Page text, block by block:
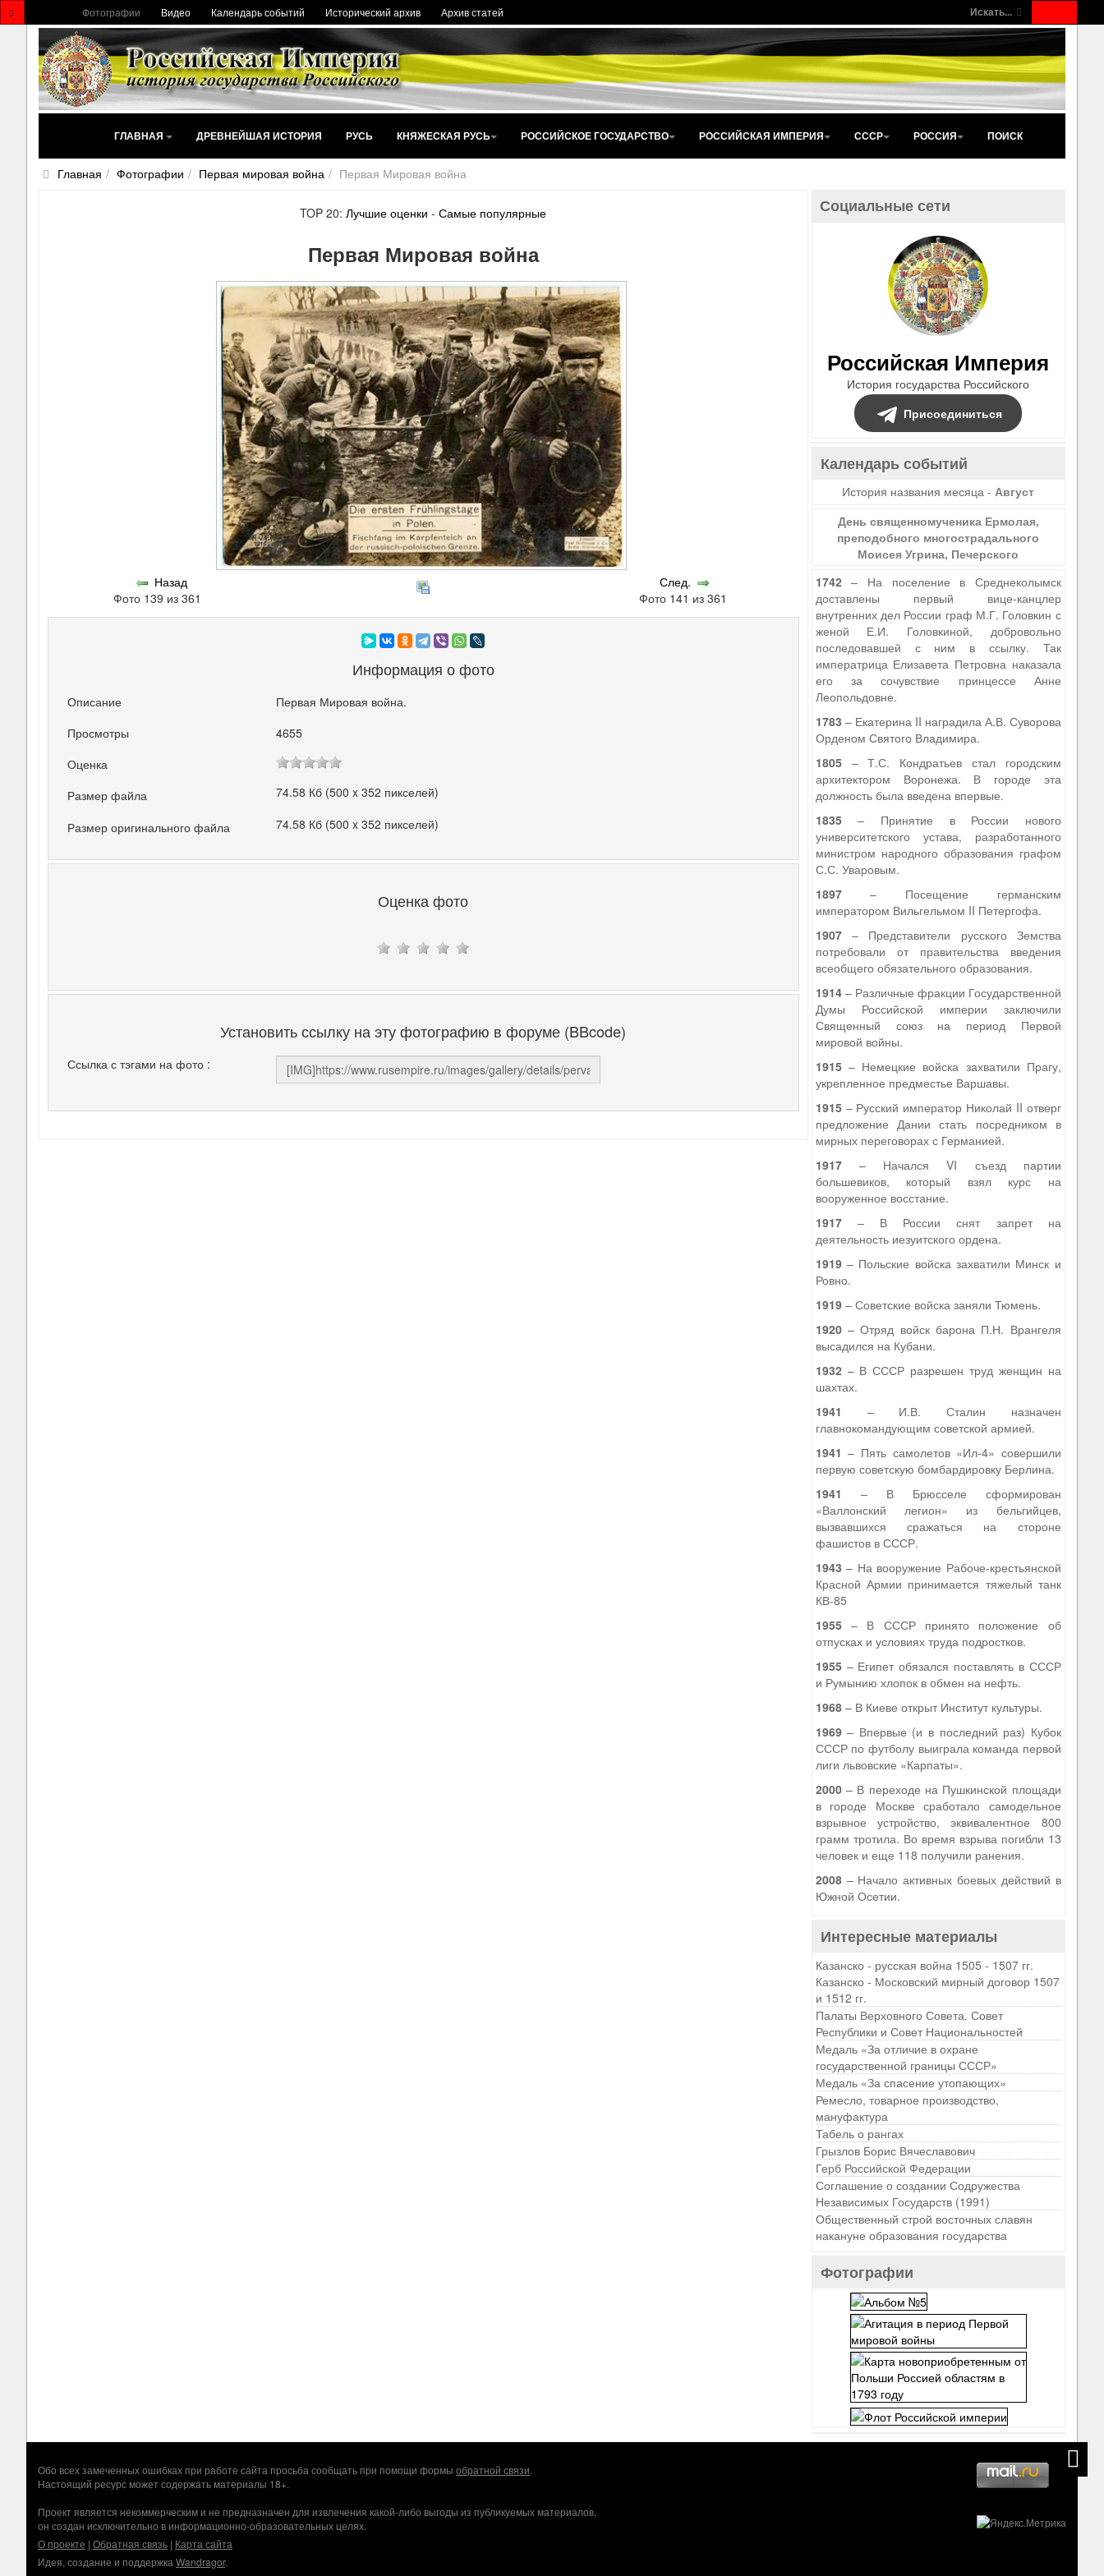
Искать...
Фотографии Видео Календарь событий Исторический архив Архив статей
ГЛАВНАЯ ДРЕВНЕЙШАЯ ИСТОРИЯ РУСЬ КНЯЖЕСКАЯ РУСЬ РОССИЙСКОЕ ГОСУДАРСТВО РОССИЙСКАЯ ИМПЕРИЯ СССР РОССИЯ ПОИСК
Главная Фотографии Первая мировая война Первая Мировая война
TOP 20:Лучшие оценки -Самые популярные
Первая Мировая война
Назад
Фото 139 из 361
След.
Фото 141 из 361
Информация о фото
Описание
Первая Мировая война.
Просмотры
4655
Оценка
Размер файла
74.58 Кб (500 x 352 пикселей)
Размер оригинального файла 74.58 Кб (500 x 352 пикселей)
Оценка фото
Установить ссылку на эту фотографию в форуме (BBcode)
Ссылка с тэгами на фото :
Социальные сети
Российская Империя
История государства Российского
Присоединиться
Календарь событий
История названия месяца -Август
День священномученика Ермолая,
преподобного многострадального
Моисея Угрина, Печерского
1742– На поселение в Среднеколымск
доставлены первый вице-канцлер
внутренних дел России граф М.Г. Головкин с
женой Е.И. Головкиной, добровольно
последовавшей с ним в ссылку. Так
императрица Елизавета Петровна наказала
его за сочувствие принцессе Анне
Леопольдовне.
1783 – Екатерина II наградила А.В. Суворова
Орденом Святого Владимира.
1805– Т.С. Кондратьев стал городским
архитектором Воронежа. В городе эта
должность была введена впервые.
1835– Принятие в России нового
университетского устава, разработанного
министром народного образования графом
С.С. Уваровым.
1897– Посещение германским
императором Вильгельмом II Петергофа.
1907– Представители русского Земства
потребовали от правительства введения
всеобщего обязательного образования.
1914– Различные фракции Государственной
Думы Российской империи заключили
Священный союз на период Первой
мировой войны.
1915– Немецкие войска захватили Прагу,
укрепленное предместье Варшавы.
1915– Русский император Николай II отверг
предложение Дании стать посредником в
мирных переговорах с Германией.
1917– Начался VI съезд партии
большевиков, который взял курс на
вооруженное восстание.
1917– В России снят запрет на
деятельность иезуитского ордена.
1919– Польские войска захватили Минск и
Ровно.
1919– Советские войска заняли Тюмень.
1920– Отряд войск барона П.Н. Врангеля
высадился на Кубани.
1932– В СССР разрешен труд женщин на
шахтах.
1941 – И.В. Сталин назначен
главнокомандующим советской армией.
1941 – Пять самолетов «Ил-4» совершили
первую советскую бомбардировку Берлина.
1941 – В Брюсселе сформирован
«Валлонский легион» из бельгийцев,
вызвавшихся сражаться на стороне
фашистов в СССР.
1943 – На вооружение Рабоче-крестьянской
Красной Армии принимается тяжелый танк
КВ-85
1955– В СССР принято положение об
отпусках и условиях труда подростков.
1955– Египет обязался поставлять в СССР
и Румынию хлопок в обмен на нефть.
1968– В Киеве открыт Институт культуры.
1969– Впервые (и в последний раз) Кубок
СССР по футболу выиграла команда первой
лиги львовские «Карпаты».
2000– В переходе на Пушкинской площади
в городе Москве сработало самодельное
взрывное устройство, эквивалентное 800
грамм тротила. Во время взрыва погибли 13
человек и еще 118 получили ранения.
2008– Начало активных боевых действий в
Южной Осетии.
Интересные материалы
Казанско - русская война 1505 - 1507 гг.
Казанско - Московский мирный договор 1507
и 1512 гг.
Палаты Верховного Совета. Совет
Республики и Совет Национальностей
Медаль «За отличие в охране
государственной границы СССР»
Медаль «За спасение утопающих»
Ремесло, товарное производство,
мануфактура
Табель о рангах
Грызлов Борис Вячеславович
Герб Российской Федерации
Соглашение о создании Содружества
Независимых Государств (1991)
Общественный строй восточных славян
накануне образования государства
Фотографии
Обо всех замеченных ошибках при работе сайта просьба сообщать при помощи формы обратной связи.
Настоящий ресурс может содержать материалы 18+.
Проект является некоммерческим и не предназначен для извлечения какой-либо выгоды из публикуемых материалов,
он создан исключительно в информационно-образовательных целях.
О проекте | Обратная связь | Карта сайта
Идея, создание и поддержка Wandragor.